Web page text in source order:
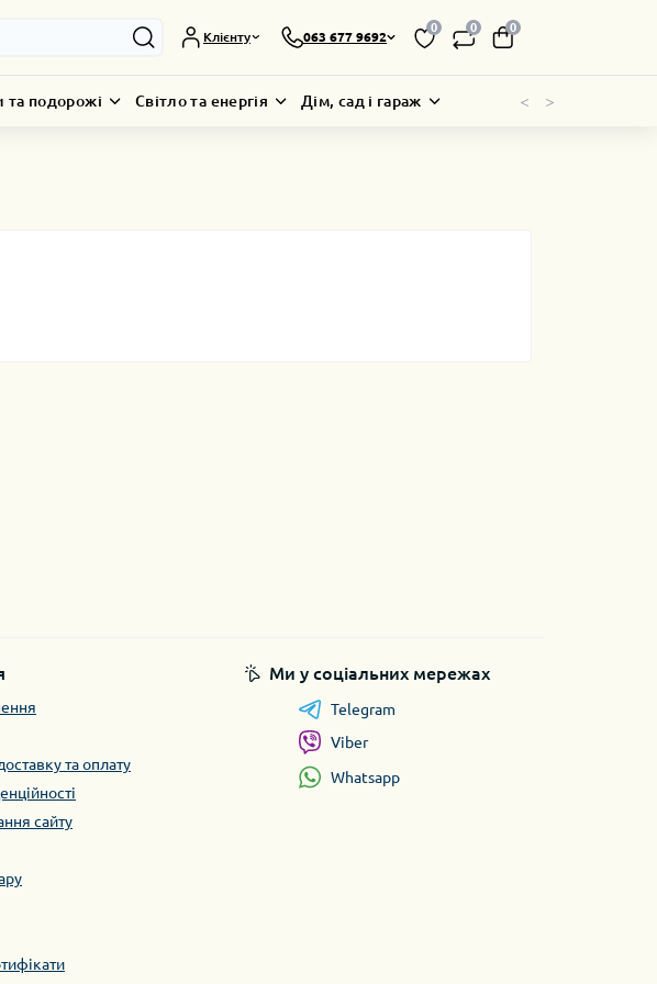
Клієнту 063 677 9692
0 0 0
та подорожі Світло та енергія Дім, сад і гараж < >
та оплату
сайту
Ми у соціальних мережах
Telegram
Viber
Whatsapp